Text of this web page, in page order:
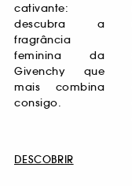
cativante:
descubra a
fragrância
feminina da
Givenchy que
mais combina
consigo.
DESCOBRIR